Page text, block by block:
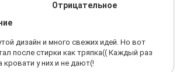
ИКЕИ на нашей кухне.
- техника может и хорошая, но не
доказать что вы не идиот - у вас нет.
Отрицательное
дизайн и много свежих идей. Но вот
после стирки как тряпка(( Каждый раз
кровати у них и не дают(!